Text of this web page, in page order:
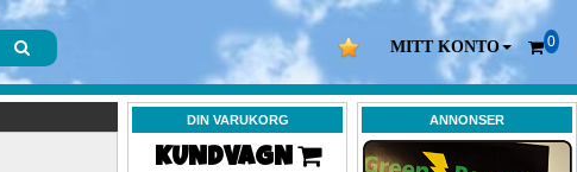
MITT KONTO 0
ANNONSER
DIN VARUKORG
KUNDVAGN